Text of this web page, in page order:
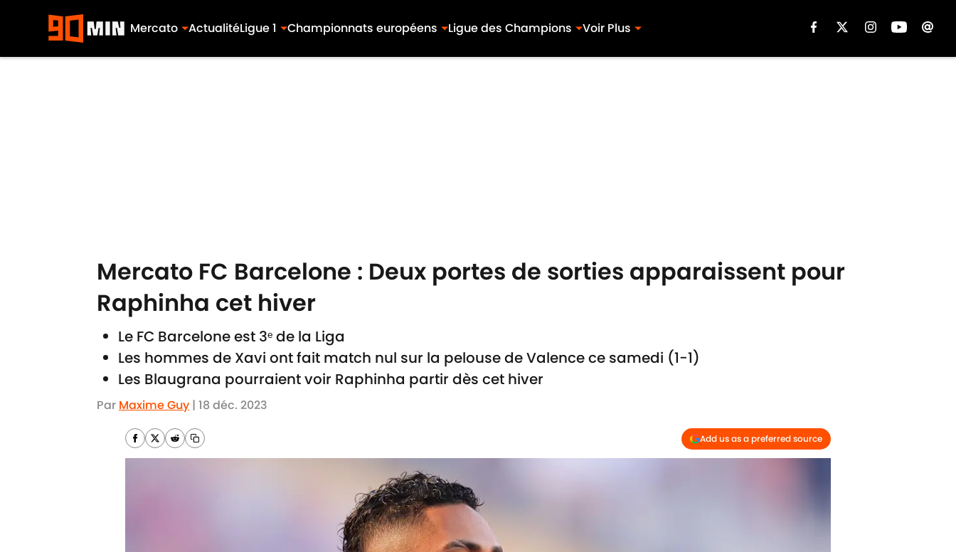
Mercato ActualitéLigue 1 Championnats européens Ligue des Champions Voir Plus
Mercato FC Barcelone : Deux portes de sorties apparaissent pour
Raphinha cet hiver
Le FC Barcelone est 3ᵉ de la Liga
Les hommes de Xavi ont fait match nul sur la pelouse de Valence ce samedi (1-1)
Les Blaugrana pourraient voir Raphinha partir dès cet hiver
Par Maxime Guy | 18 déc. 2023
Add us as a preferred source